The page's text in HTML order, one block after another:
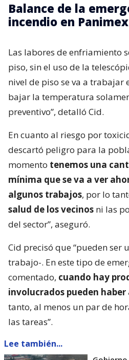
Balance de la
incendio en Panimex
Las labores de enfriamiento
piso, sin el uso de la
nivel de piso se va a trabajar
bajar la temperatura
preventivo”, detalló Cid.
En cuanto al riesgo por
descartó peligro para la
momento tenemos una
mínima que se va a ver
algunos trabajos, por lo
salud de los vecinos ni las
del sector”, aseguró.
Cid precisó que “pueden ser
trabajo-. En este tipo de
comentado, cuando hay
involucrados pueden
tanto, al menos un par de
las tareas”.
Lee también...